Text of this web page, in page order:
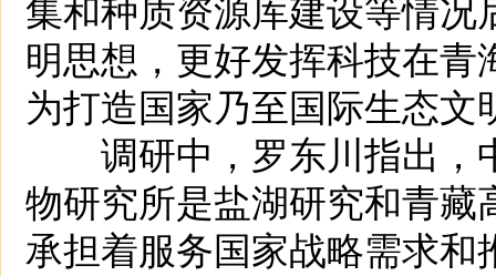
明思想，更好发挥科技在
为打造国家乃至国际生态
调研中，罗东川指出，
物研究所是盐湖研究和青藏
承担着服务国家战略需求